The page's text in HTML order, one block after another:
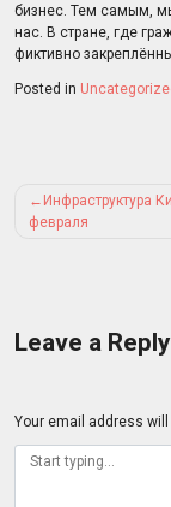
бизнес. Тем самым,
нас. В стране, где
фиктивно
Posted in
Post
navigation
Инфраструктура
февраля
Leave a Reply
Your email address will